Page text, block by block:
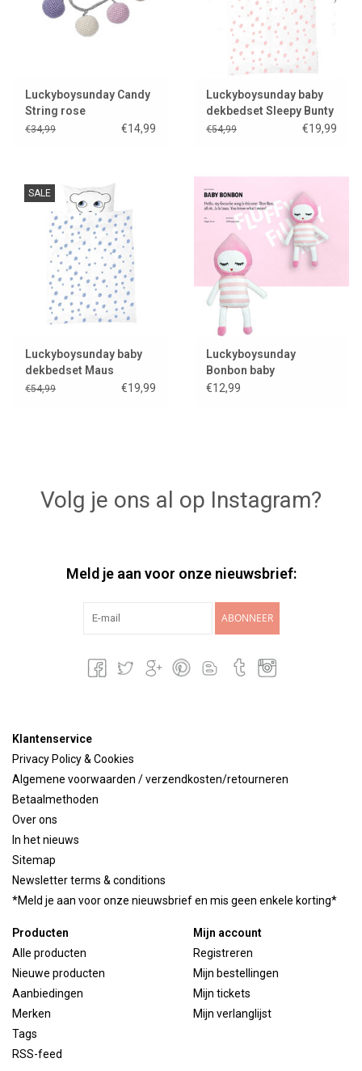
Luckyboysunday Candy
String rose
€34,99 €14,99
Luckyboysunday baby
dekbedset Sleepy Bunty
€54,99 €19,99
SALE
Luckyboysunday baby
dekbedset Maus
€54,99 €19,99
Luckyboysunday
Bonbon baby
€12,99
Volg je ons al op Instagram?
Meld je aan voor onze nieuwsbrief:
ABONNEER
Klantenservice
Privacy Policy & Cookies
Algemene voorwaarden / verzendkosten/retourneren
Betaalmethoden
Over ons
In het nieuws
Sitemap
Newsletter terms & conditions
*Meld je aan voor onze nieuwsbrief en mis geen enkele korting*
Producten
Alle producten
Nieuwe producten
Aanbiedingen
Merken
Tags
RSS-feed
Mijn account
Registreren
Mijn bestellingen
Mijn tickets
Mijn verlanglijst